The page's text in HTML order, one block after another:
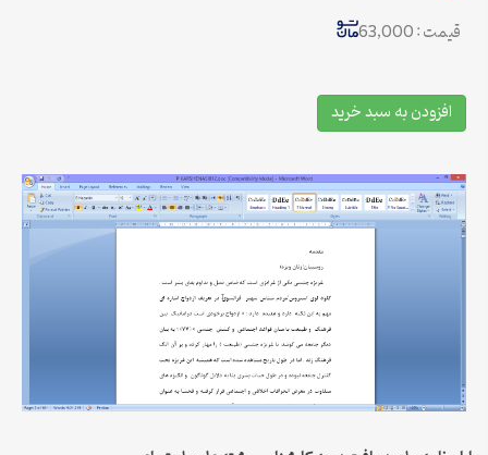
قیمت : 63,000
افزودن به سبد خرید